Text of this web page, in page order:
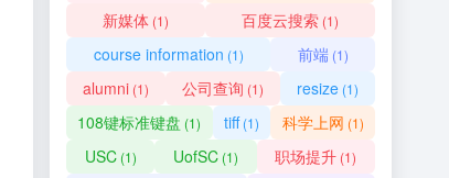
新媒体 (1) 百度云搜索 (1)
course information (1) 前端(1)
alumni (1) 公司查询 (1) resize (1)
108键标准键盘 (1) tiff(1) 科学上网 (1)
USC(1) UofSC(1) 职场提升 (1)